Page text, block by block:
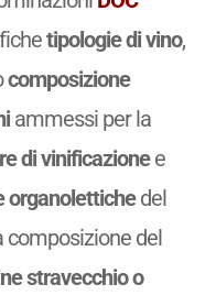
tipologie di vino,
composizione
ammessi per la
di vinificazionee
organolettichedel
composizione del
stravecchio o